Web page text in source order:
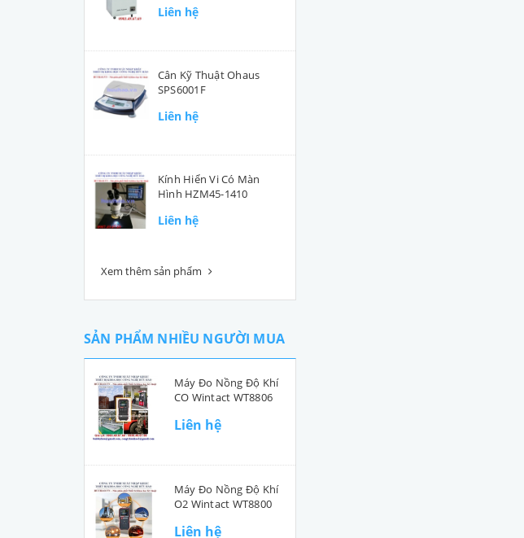
Liên hệ
Cân Kỹ Thuật Ohaus
SPS6001F
Liên hệ
Kính Hiển Vi Có Màn
Hình HZM45-1410
Liên hệ
Xem thêm sản phẩm
SẢN PHẨM NHIỀU NGƯỜI MUA
Máy Đo Nồng Độ Khí
CO Wintact WT8806
Liên hệ
Máy Đo Nồng Độ Khí
O2 Wintact WT8800
Liên hệ